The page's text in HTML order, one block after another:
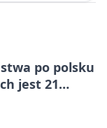
po polsku
jest 21